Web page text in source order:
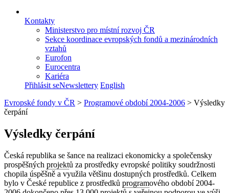
Kontakty
Ministerstvo pro místní rozvoj ČR
Sekce koordinace evropských fondů a mezinárodních
vztahů
Eurofon
Eurocentra
Kariéra
Přihlásit seNewslettery English
Evropské fondy v ČR > Programové období 2004-2006 > Výsledky
čerpání
Výsledky čerpání
Česká republika se šance na realizaci ekonomicky a společensky
prospěšných projektů za prostředky evropské politiky soudržnosti
chopila úspěšně a využila většinu dostupných prostředků. Celkem
bylo v České republice z prostředků programového období 2004-